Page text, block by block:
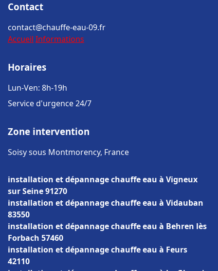
Contact
contact@chauffe-eau-09.fr
Accueil Informations
Horaires
Lun-Ven: 8h-19h
Service d'urgence 24/7
Zone intervention
Soisy sous Montmorency, France
installation et dépannage chauffe eau à Vigneux
sur Seine 91270
installation et dépannage chauffe eau à Vidauban
83550
installation et dépannage chauffe eau à Behren lès
Forbach 57460
installation et dépannage chauffe eau à Feurs
42110